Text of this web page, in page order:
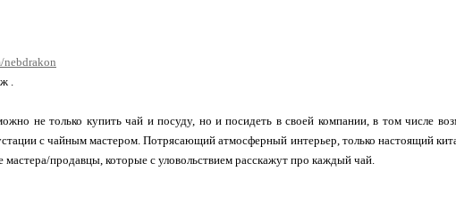
.
не только купить чай и посуду, но и посидеть в своей компании, в том числе
с чайным мастером. Потрясающий атмосферный интерьер, только настоящий
продавцы, которые с уловольствием расскажут про каждый чай.